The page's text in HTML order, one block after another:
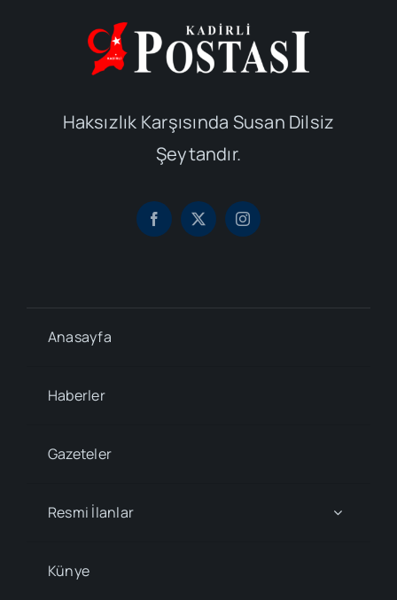
Haksızlık Karşısında Susan Dilsiz
Şeytandır.
Anasayfa
Haberler
Gazeteler
Resmi İlanlar
Künye